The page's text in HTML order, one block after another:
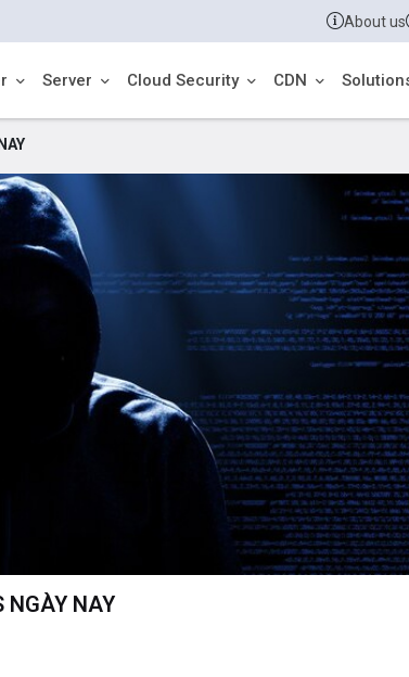
About us
Server Cloud Security CDN
NGÀY NAY